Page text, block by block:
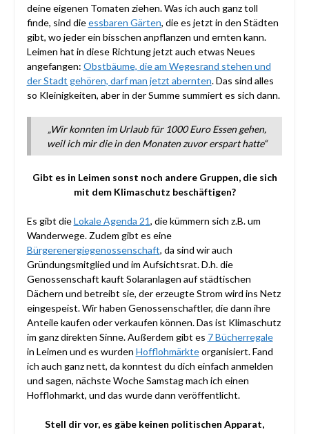
deine eigenen Tomaten ziehen. Was ich auch ganz toll
finde, sind dieessbaren Gärten, die es jetzt in den Städten
gibt, wo jeder ein bisschen anpflanzen und ernten kann.
Leimen hat in diese Richtung jetzt auch etwas Neues
angefangen: Obstbäume, die am Wegesrand stehen und
der Stadt gehören, darf man jetzt abernten. Das sind alles
so Kleinigkeiten, aber in der Summe summiert es sich dann.
„Wir konnten im Urlaub für 1000 Euro Essen gehen,
weil ich mir die in den Monaten zuvor erspart hatte“
Gibt es in Leimen sonst noch andere Gruppen, die sich
mit dem Klimaschutz beschäftigen?
Es gibt dieLokale Agenda 21, die kümmern sich z.B. um
Wanderwege. Zudem gibt es eine
Bürgerenergiegenossenschaft, da sind wir auch
Gründungsmitglied und im Aufsichtsrat. D.h. die
Genossenschaft kauft Solaranlagen auf städtischen
Dächern und betreibt sie, der erzeugte Strom wird ins Netz
eingespeist. Wir haben Genossenschaftler, die dann ihre
Anteile kaufen oder verkaufen können. Das ist Klimaschutz
im ganz direkten Sinne. Außerdem gibt es 7 Bücherregale
in Leimen und es wurden Hofflohmärkteorganisiert. Fand
ich auch ganz nett, da konntest du dich einfach anmelden
und sagen, nächste Woche Samstag mach ich einen
Hofflohmarkt, und das wurde dann veröffentlicht.
Stell dir vor, es gäbe keinen politischen Apparat,